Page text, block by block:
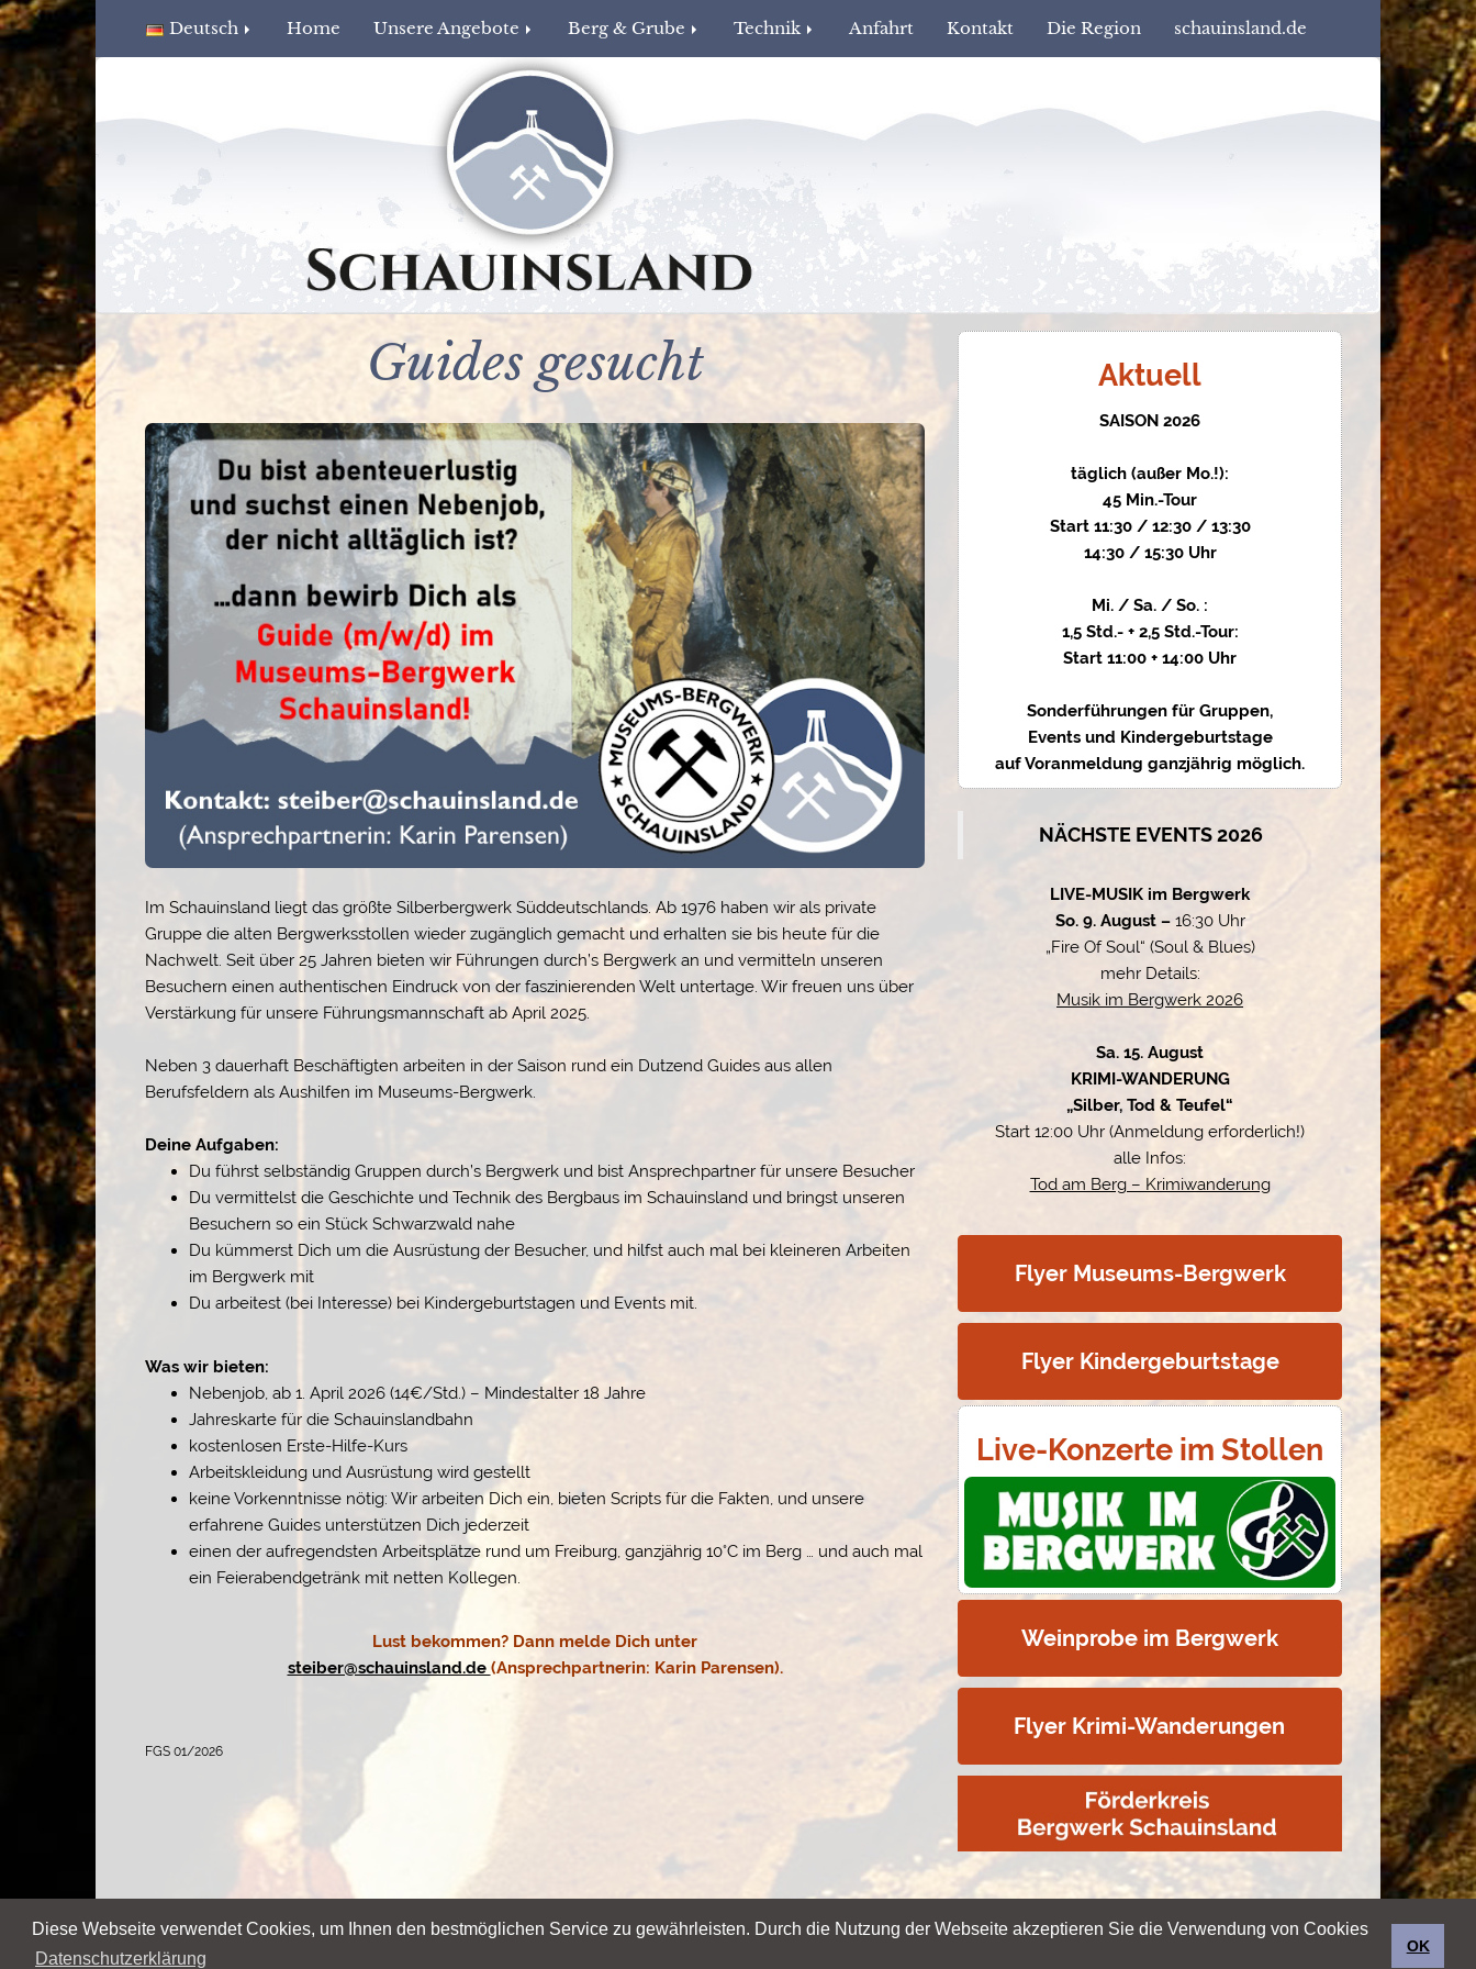
Diese Webseite verwendet Cookies, um Ihnen den bestmöglichen Service zu gewährleisten. Durch die Nutzung der Webseite akzeptieren Sie die Verwendung von Cookies
Datenschutzerklärung
OK
Deutsch Home Unsere Angebote Berg & Grube Technik Anfahrt Kontakt Die Region schauinsland.de
Guides gesucht
Im Schauinsland liegt das größte Silberbergwerk Süddeutschlands. Ab 1976 haben wir als private
Gruppe die alten Bergwerksstollen wieder zugänglich gemacht und erhalten sie bis heute für die
Nachwelt. Seit über 25 Jahren bieten wir Führungen durch’s Bergwerk an und vermitteln unseren
Besuchern einen authentischen Eindruck von der faszinierenden Welt untertage. Wir freuen uns über
Verstärkung für unsere Führungsmannschaft ab April 2025.
Neben 3 dauerhaft Beschäftigten arbeiten in der Saison rund ein Dutzend Guides aus allen
Berufsfeldern als Aushilfen im Museums-Bergwerk.
Deine Aufgaben:
Du führst selbständig Gruppen durch’s Bergwerk und bist Ansprechpartner für unsere Besucher
Du vermittelst die Geschichte und Technik des Bergbaus im Schauinsland und bringst unseren
Besuchern so ein Stück Schwarzwald nahe
Du kümmerst Dich um die Ausrüstung der Besucher, und hilfst auch mal bei kleineren Arbeiten
im Bergwerk mit
Du arbeitest (bei Interesse) bei Kindergeburtstagen und Events mit.
Was wir bieten:
Nebenjob, ab 1. April 2026 (14€/Std.) – Mindestalter 18 Jahre
Jahreskarte für die Schauinslandbahn
kostenlosen Erste-Hilfe-Kurs
Arbeitskleidung und Ausrüstung wird gestellt
keine Vorkenntnisse nötig: Wir arbeiten Dich ein, bieten Scripts für die Fakten, und unsere
erfahrene Guides unterstützen Dich jederzeit
einen der aufregendsten Arbeitsplätze rund um Freiburg, ganzjährig 10°C im Berg … und auch mal
ein Feierabendgetränk mit netten Kollegen.
Lust bekommen? Dann melde Dich unter
steiber@schauinsland.de (Ansprechpartnerin: Karin Parensen).
FGS 01/2026
Aktuell
SAISON 2026
täglich (außer Mo.!):
45 Min.-Tour
Start 11:30 / 12:30 / 13:30
14:30 / 15:30 Uhr
Mi. / Sa. / So. :
1,5 Std.- + 2,5 Std.-Tour:
Start 11:00 + 14:00 Uhr
Sonderführungen für Gruppen,
Events und Kindergeburtstage
auf Voranmeldung ganzjährig möglich.
NÄCHSTE EVENTS 2026
LIVE-MUSIK im Bergwerk
So. 9. August – 16:30 Uhr
„Fire Of Soul“ (Soul & Blues)
mehr Details:
Musik im Bergwerk 2026
Sa. 15. August
KRIMI-WANDERUNG
„Silber, Tod & Teufel“
Start 12:00 Uhr (Anmeldung erforderlich!)
alle Infos:
Tod am Berg – Krimiwanderung
Flyer Museums-Bergwerk
Flyer Kindergeburtstage
Live-Konzerte im Stollen
Weinprobe im Bergwerk
Flyer Krimi-Wanderungen
Copyright ©Forschergruppe Steiber Impressum & Datenschutz